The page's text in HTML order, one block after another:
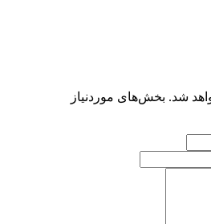
شد. بخش‌های موردنیاز